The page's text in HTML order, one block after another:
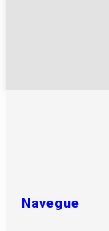
Navegue